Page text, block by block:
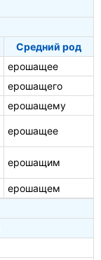
Средний род
ерошащее
ерошащего
ерошащему
ерошащее
ерошащим
ерошащем